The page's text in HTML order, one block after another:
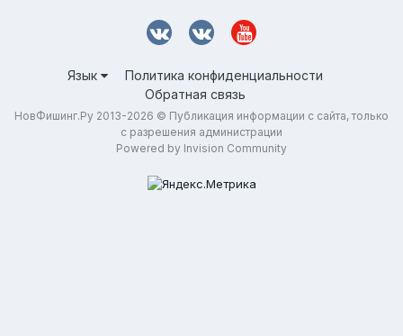
Язык
Политика конфиденциальности
Обратная связь
НовФишинг.Ру 2013-2026 © Публикация информации с сайта, только
с разрешения администрации
Powered by Invision Community